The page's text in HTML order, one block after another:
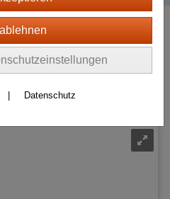
Ladder Season 14 (PC - PS4/5)
Sortierung wählen
Datenschutz